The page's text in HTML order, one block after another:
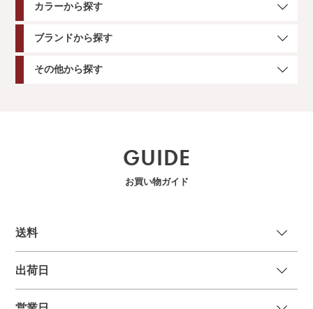
カラーから探す
ブランドから探す
その他から探す
GUIDE
お買い物ガイド
送料
出荷日